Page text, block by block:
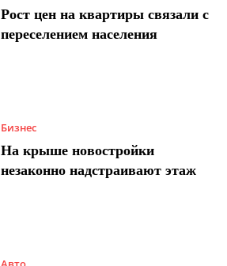
Рост цен на квартиры связали с
переселением населения
Бизнес
На крыше новостройки
незаконно надстраивают этаж